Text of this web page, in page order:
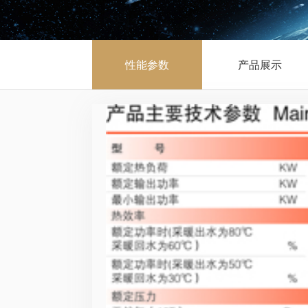
性能参数 产品展示